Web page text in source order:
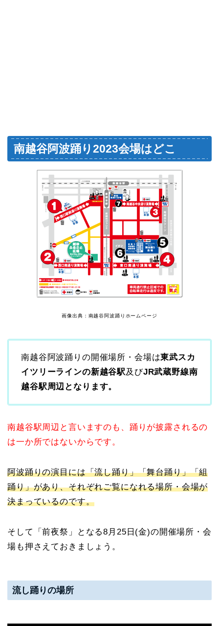
南越谷阿波踊り2023会場はどこ
画像出典：南越谷阿波踊りホームページ
南越谷阿波踊りの開催場所・会場は東武スカ
イツリーラインの新越谷駅 及びJR武蔵野線南
越谷駅周辺となります。
南越谷駅周辺と言いますのも、踊りが披露されるの
は一か所ではないからです。
阿波踊りの演目には「流し踊り」「舞台踊り」「組
踊り」があり、それぞれご覧になれる場所・会場が
決まっているのです。
そして「前夜祭」となる8月25日(金)の開催場所・会
場も押さえておきましょう。
流し踊りの場所